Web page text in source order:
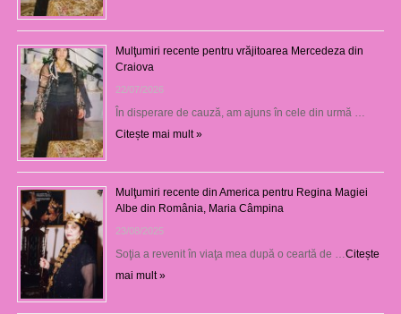
Mulţumiri recente pentru vrăjitoarea Mercedeza din
Craiova
22/07/2026
În disperare de cauză, am ajuns în cele din urmă …
Citește mai mult »
Mulţumiri recente din America pentru Regina Magiei
Albe din România, Maria Câmpina
23/08/2025
Soţia a revenit în viaţa mea după o ceartă de … Citește
mai mult »